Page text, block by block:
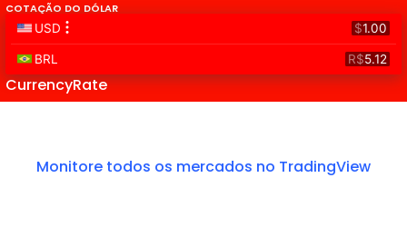
COTAÇÃO DO DÓLAR
CurrencyRate
Monitore todos os mercados no TradingView